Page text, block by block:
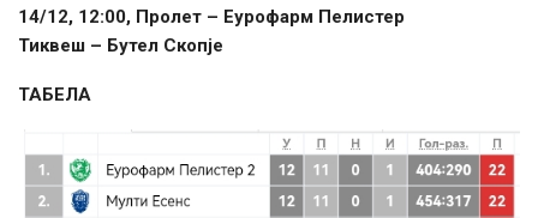
14/12, 12:00, Пролет – Еурофарм Пелистер
Тиквеш – Бутел Скопје
ТАБЕЛА